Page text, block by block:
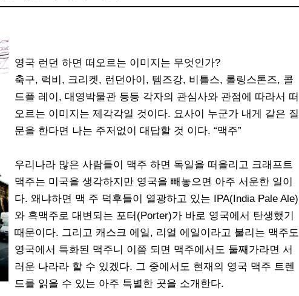
영국 런던 하면 떠오르는 이미지는 무엇인가?
축구, 럭비, 크리켓, 런던아이, 템즈강, 비틀스, 롤링스톤즈, 콜
드플 레이, 대영박물관 등등 각자의 관심사와 관점에 따라서 떠
오르는 이미지는 제각각일 것이다. 요사이 누군가 내게 같은 질
문을 한다면 나는 주저없이 대답할 것 이다. “맥주”
우리나라 많은 사람들이 맥주 하면 독일을 떠올리고 크래프트
맥주는 미국을 생각하지만 영국을 빼놓으면 아주 서운한 일이
다. 왜냐하면 맥 주 덕후들이 열광하고 있는 IPA(India Pale Ale)
와 흑맥주로 대변되는 포터(Porter)가 바로 영국에서 탄생했기
때문이다. 그리고 캐스크 에일, 리얼 에일이라고 불리는 맥주도
영국에서 특화된 맥주니 이쯤 되면 맥주에서도 둘째가라면 서
러운 나라라 할 수 있겠다. 그 중에서도 현재의 영국 맥주 트렌
드를 읽을 수 있는 아주 특별한 곳을 소개한다.